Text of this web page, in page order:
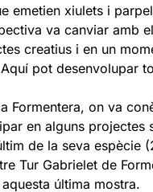
emetien xiulets i
va canviar amb
creatius i en un
pot desenvolupar
Formentera, on va
en alguns projectes
de la seva espècie
Tur Gabrielet de
última mostra.